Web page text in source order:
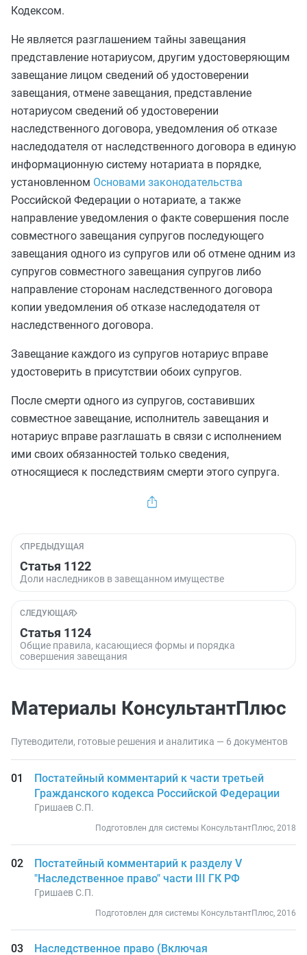
Кодексом.
Не является разглашением тайны завещания
представление нотариусом, другим удостоверяющим
завещание лицом сведений об удостоверении
завещания, отмене завещания, представление
нотариусом сведений об удостоверении
наследственного договора, уведомления об отказе
наследодателя от наследственного договора в единую
информационную систему нотариата в порядке,
установленном Основами законодательства
Российской Федерации о нотариате, а также
направление уведомления о факте совершения после
совместного завещания супругов последующего
завещания одного из супругов или об отмене одним из
супругов совместного завещания супругов либо
направление сторонам наследственного договора
копии уведомления об отказе наследодателя от
наследственного договора.
Завещание каждого из супругов нотариус вправе
удостоверить в присутствии обоих супругов.
После смерти одного из супругов, составивших
совместное завещание, исполнитель завещания и
нотариус вправе разглашать в связи с исполнением
ими своих обязанностей только сведения,
относящиеся к последствиям смерти этого супруга.
ПРЕДЫДУЩАЯ
Статья 1122
Доли наследников в завещанном имуществе
СЛЕДУЮЩАЯ
Статья 1124
Общие правила, касающиеся формы и порядка
совершения завещания
Материалы КонсультантПлюс
Путеводители, готовые решения и аналитика — 6 документов
Постатейный комментарий к части третьей
Гражданского кодекса Российской Федерации
Гришаев С.П.
Подготовлен для системы КонсультантПлюс, 2018
Постатейный комментарий к разделу V
"Наследственное право" части III ГК РФ
Гришаев С.П.
Подготовлен для системы КонсультантПлюс, 2016
Наследственное право (Включая